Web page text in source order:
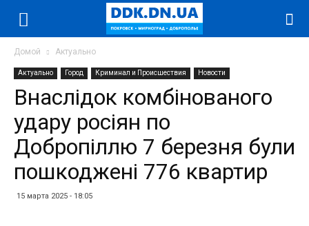
Домой Актуально
Актуально Город Криминал и Происшествия Новости
Внаслідок комбінованого
удару росіян по
Добропіллю 7 березня були
пошкоджені 776 квартир
15 марта 2025 - 18:05